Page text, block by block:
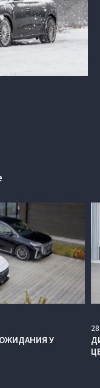
У
28